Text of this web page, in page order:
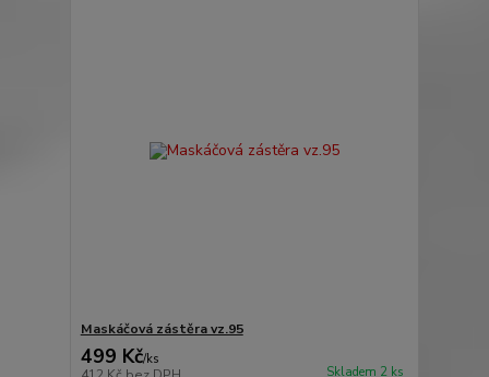
Maskáčová zástěra vz.95
499 Kč/ks
Skladem 2 ks